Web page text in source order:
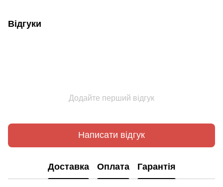
Відгуки
Додайте перший відгук
Написати відгук
Доставка Оплата Гарантія